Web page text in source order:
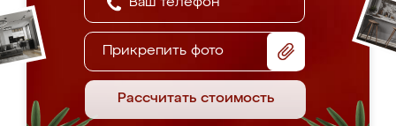
Прикрепить фото
Рассчитать стоимость